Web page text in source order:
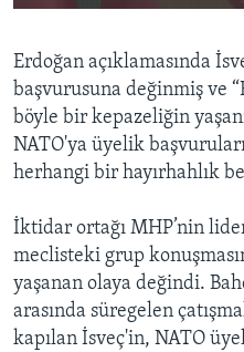
Erdoğan açıklamasında
başvurusuna değinmiş ve
böyle bir kepazeliğin
NATO'ya üyelik
herhangi bir hayırhahlık
İktidar ortağı MHP’nin
meclisteki grup
yaşanan olaya değindi.
arasında süregelen
kapılan İsveç'in, NATO